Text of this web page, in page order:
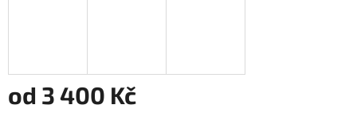
od 3 400 Kč